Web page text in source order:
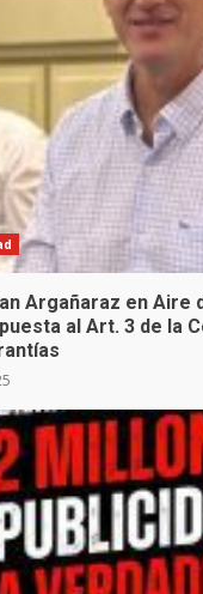
Argañaraz en Aire
al Art. 3 de la